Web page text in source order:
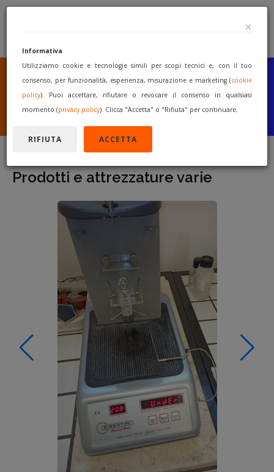
SEI UN COSTRUTTORE
O UN RIVENDITORE?
PUBBLICA GRATUITAMENTE
I TUOI MACCHINARI
INIZIA A VENDERE
Prodotti e attrezzature varie
×
Informativa
Utilizziamo cookie e tecnologie simili per scopi tecnici e, con il tuo
consenso, per funzionalità, esperienza, misurazione e marketing (cookie
policy). Puoi accettare, rifiutare o revocare il consenso in qualsiasi
momento (privacy policy). Clicca "Accetta" o "Rifiuta" per continuare.
RIFIUTA ACCETTA